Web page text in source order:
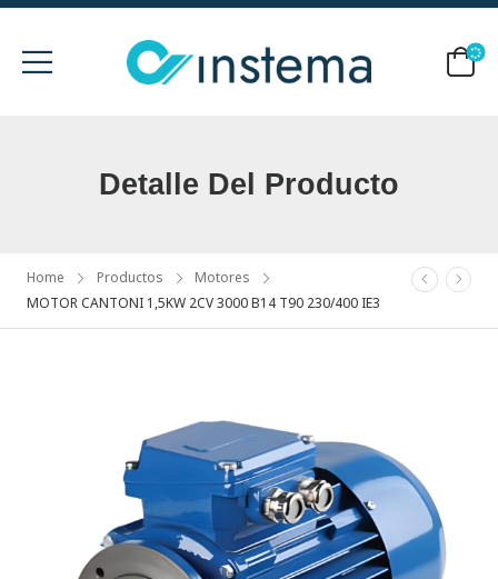
Detalle Del Producto
Home Productos
Motores
MOTOR CANTONI 1,5KW 2CV 3000 B14 T90 230/400 IE3